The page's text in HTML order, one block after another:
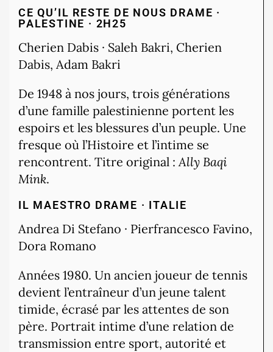
CE QU’IL RESTE DE NOUS DRAME ·
PALESTINE · 2H25
Cherien Dabis · Saleh Bakri, Cherien
Dabis, Adam Bakri
De 1948 à nos jours, trois générations
d’une famille palestinienne portent les
espoirs et les blessures d’un peuple. Une
fresque où l’Histoire et l’intime se
rencontrent. Titre original :Ally Baqi
Mink.
IL MAESTRO DRAME · ITALIE
Andrea Di Stefano · Pierfrancesco Favino,
Dora Romano
Années 1980. Un ancien joueur de tennis
devient l’entraîneur d’un jeune talent
timide, écrasé par les attentes de son
père. Portrait intime d’une relation de
transmission entre sport, autorité et